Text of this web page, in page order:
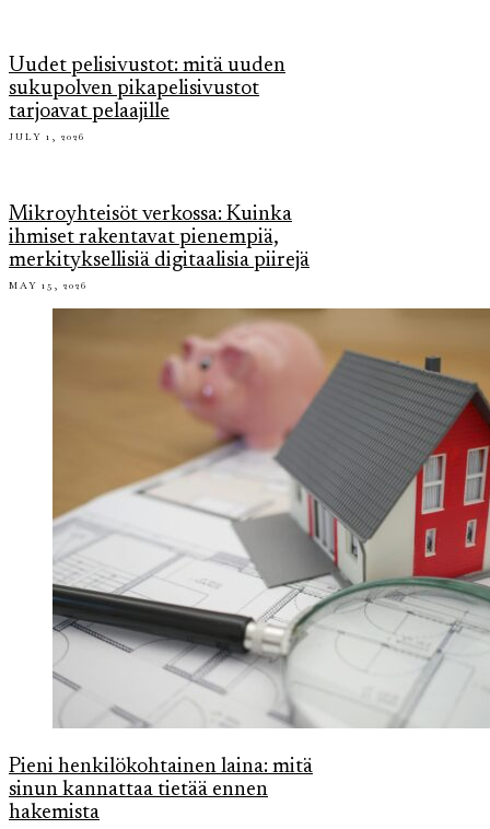
Uudet pelisivustot: mitä uuden
sukupolven pikapelisivustot
tarjoavat pelaajille
JULY 1, 2026
Mikroyhteisöt verkossa: Kuinka
ihmiset rakentavat pienempiä,
merkityksellisiä digitaalisia piirejä
MAY 15, 2026
Pieni henkilökohtainen laina: mitä
sinun kannattaa tietää ennen
hakemista